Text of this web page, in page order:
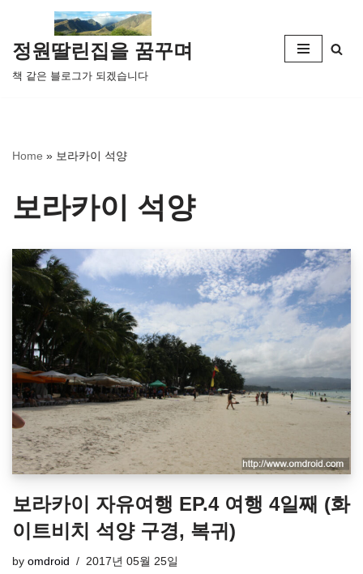
콘
텐
츠
뛰
정원딸린집을 꿈꾸며
책 같은 블로그가 되겠습니다
Home » 보라카이 석양
보라카이 석양
보라카이 자유여행 EP.4 여행 4일째 (화
이트비치 석양 구경, 복귀)
by omdroid 2017년 05월 25일